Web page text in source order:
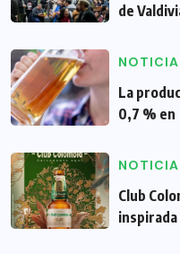
de
La
0,7 % en
Club
inspirada